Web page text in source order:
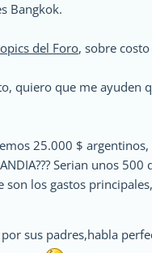
Bangkok.
del Foro, sobre
quiero que me ayuden
25.000 $
Serian unos
los gastos
sus padres,habla